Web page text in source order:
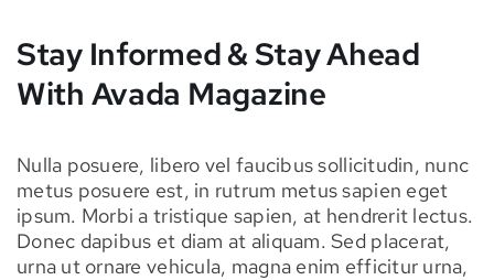
Stay Informed & Stay Ahead
With Avada Magazine
Nulla posuere, libero vel faucibus sollicitudin, nunc
metus posuere est, in rutrum metus sapien eget
ipsum. Morbi a tristique sapien, at hendrerit lectus.
Donec dapibus et diam at aliquam. Sed placerat,
urna ut ornare vehicula, magna enim efficitur urna,